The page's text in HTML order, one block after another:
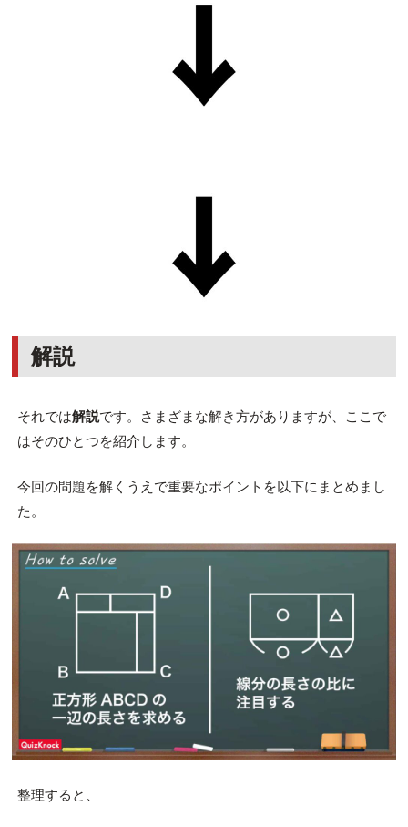
解説
それでは解説です。さまざまな解き方がありますが、ここで
はそのひとつを紹介します。
今回の問題を解くうえで重要なポイントを以下にまとめまし
た。
整理すると、